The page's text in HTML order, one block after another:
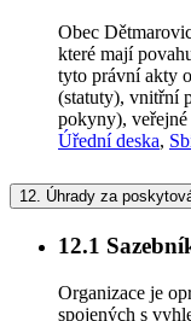
Obec
které mají
tyto právní akty
(statuty), vnitřní
pokyny),
Úřední deska,
12. Úhrady za
12.1
Organizace je
spojených s